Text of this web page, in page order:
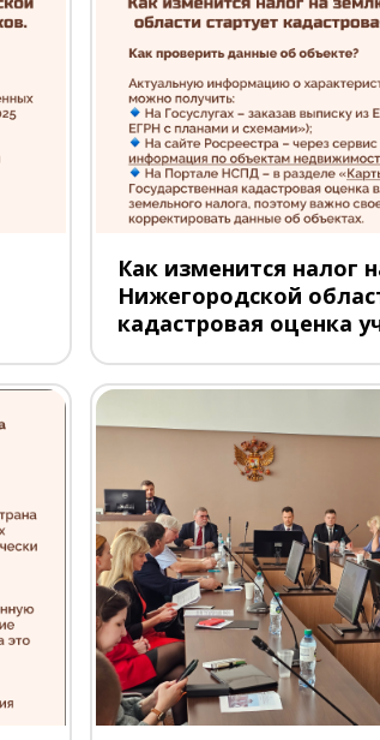
Как изменится налог
Нижегородской
кадастровая оценка